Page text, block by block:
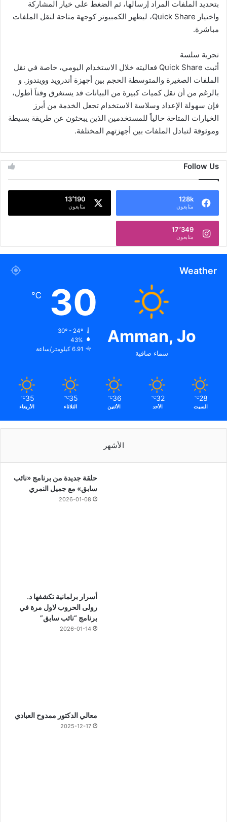
بتحديد الملفات المراد إرسالها، ثم الضغط على خيار المشاركة
واختيار Quick Share، ليظهر الكمبيوتر كوجهة متاحة لنقل الملفات
مباشرة.
تجربة سلسة
أثبت Quick Share فعاليته خلال الاستخدام اليومي، خاصة في نقل
الملفات الصغيرة والمتوسطة الحجم بين أجهزة أندرويد وويندوز. و
بالرغم من أن نقل كميات كبيرة من البيانات قد يستغرق وقتاً أطول،
فإن سهولة الإعداد وسلاسة الاستخدام تجعل الخدمة من أبرز
الخيارات المتاحة حالياً للمستخدمين الذين يبحثون عن طريقة بسيطة
وموثوقة لتبادل الملفات بين أجهزتهم المختلفة.
Follow Us
128k
متابعون
13٬190
متابعون
17٬349
متابعون
Weather
Amman, Jo
سماء صافية
30
℃
30º - 24º
43%
6.91 كيلومتر/ساعة
28
℃
السبت
32
℃
الأحد
36
℃
الأثنين
35
℃
الثلاثاء
35
℃
الأربعاء
الأشهر
حلقة جديدة من برنامج «نائب
سابق» مع جميل النمري
2026-01-08
أسرار برلمانية تكشفها د.
رولى الحروب لاول مرة في
برنامج “نائب سابق”
2026-01-14
معالي الدكتور ممدوح العبادي
2025-12-17